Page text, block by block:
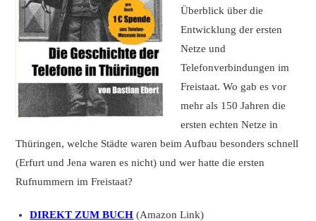
Überblick über die
Entwicklung der ersten
Netze und
Telefonverbindungen im
Freistaat. Wo gab es vor
mehr als 150 Jahren die
ersten echten Netze in
Thüringen, welche Städte waren beim Aufbau besonders schnell
(Erfurt und Jena waren es nicht) und wer hatte die ersten
Rufnummern im Freistaat?
DIREKT ZUM BUCH (Amazon Link)